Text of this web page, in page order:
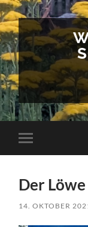
Mobile-
Menü
Der
14. OKTOBER